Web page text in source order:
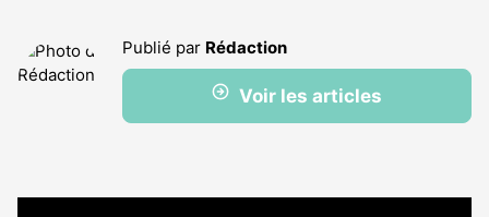
Publié par Rédaction
Voir les articles